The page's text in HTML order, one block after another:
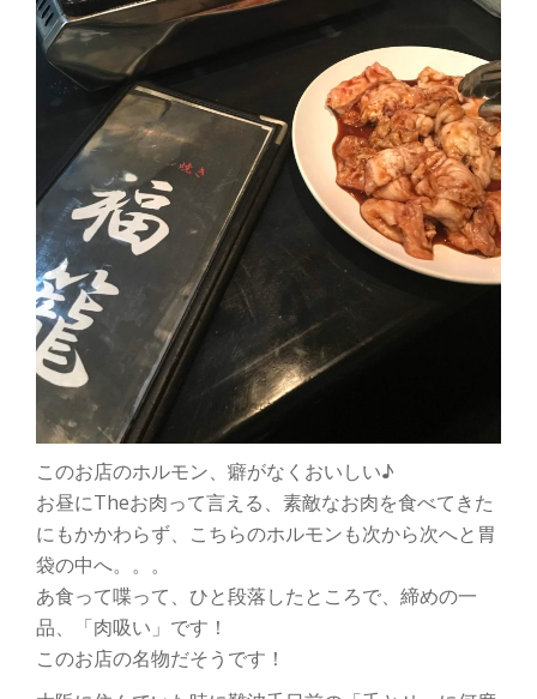
このお店のホルモン、癖がなくおいしい♪
お昼にTheお肉って言える、素敵なお肉を食べてきた
にもかかわらず、こちらのホルモンも次から次へと胃
袋の中へ。。。
あ食って喋って、ひと段落したところで、締めの一
品、「肉吸い」です！
このお店の名物だそうです！